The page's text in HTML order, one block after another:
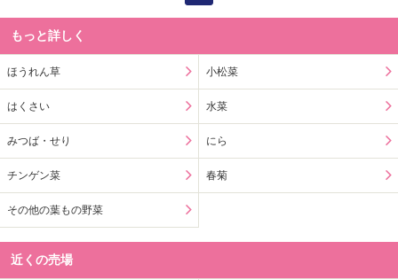
もっと詳しく
ほうれん草 小松菜
はくさい 水菜
みつば・せり にら
チンゲン菜 春菊
その他の葉もの野菜
近くの売場